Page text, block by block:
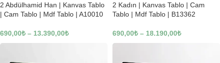
2 Abdülhamid Han | Kanvas Tablo
| Cam Tablo | Mdf Tablo | A10010
690,00₺ – 13.390,00₺
2 Kadın | Kanvas Tablo | Cam
Tablo | Mdf Tablo | B13362
690,00₺ – 18.190,00₺